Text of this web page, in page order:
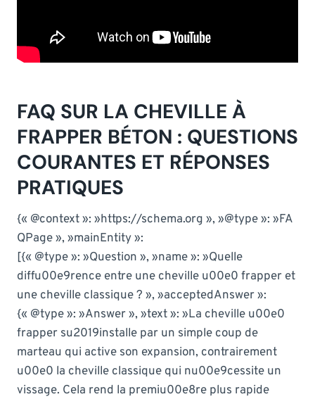
FAQ SUR LA CHEVILLE À
FRAPPER BÉTON : QUESTIONS
COURANTES ET RÉPONSES
PRATIQUES
{« @context »: »https://schema.org », »@type »: »FA
QPage », »mainEntity »:
[{« @type »: »Question », »name »: »Quelle
diffu00e9rence entre une cheville u00e0 frapper et
une cheville classique ? », »acceptedAnswer »:
{« @type »: »Answer », »text »: »La cheville u00e0
frapper su2019installe par un simple coup de
marteau qui active son expansion, contrairement
u00e0 la cheville classique qui nu00e9cessite un
vissage. Cela rend la premiu00e8re plus rapide